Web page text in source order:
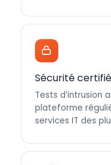
Sécurité
Tests d’intrusion
plateforme
services IT des